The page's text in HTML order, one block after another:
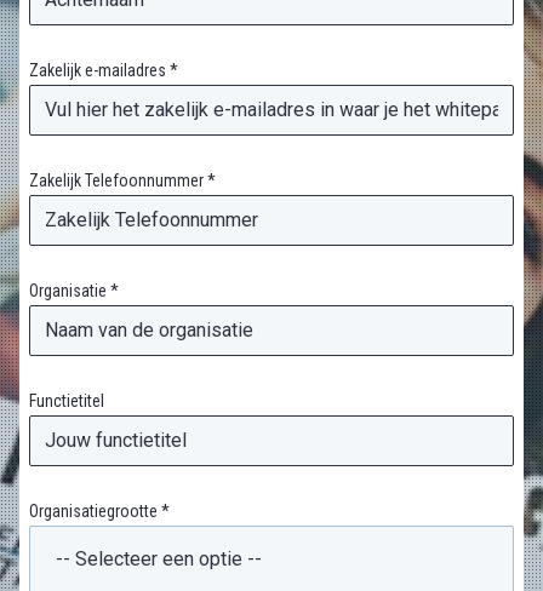
Zakelijk e-mailadres *
Zakelijk Telefoonnummer *
Organisatie *
Functietitel
Organisatiegrootte *